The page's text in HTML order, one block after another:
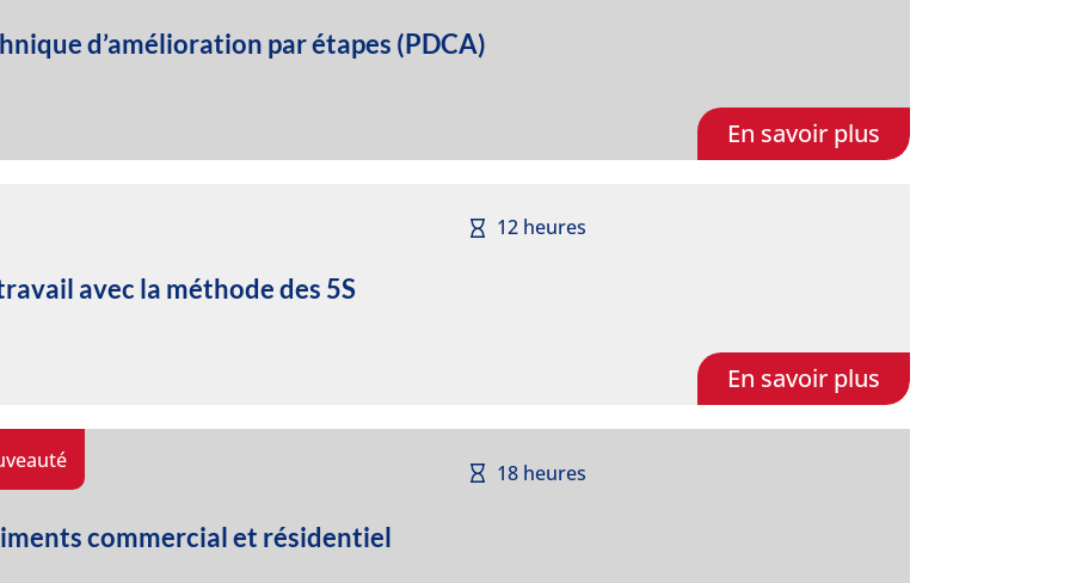
d’amélioration par étapes (PDCA)
En savoir plus
12 heures
avec la méthode des 5S
En savoir plus
18 heures
commercial et résidentiel